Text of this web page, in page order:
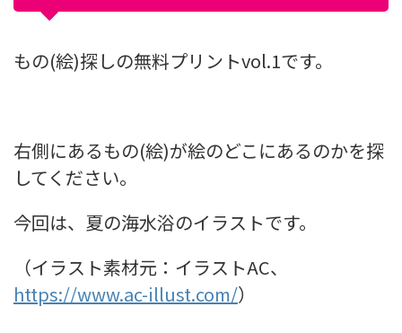
もの(絵)探しの無料プリントvol.1です。
右側にあるもの(絵)が絵のどこにあるのかを探
してください。
今回は、夏の海水浴のイラストです。
（イラスト素材元：イラストAC、
https://www.ac-illust.com/）